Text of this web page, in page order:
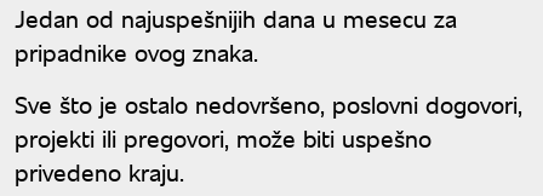
Jedan od najuspešnijih dana u mesecu za
pripadnike ovog znaka.
Sve što je ostalo nedovršeno, poslovni dogovori,
projekti ili pregovori, može biti uspešno
privedeno kraju.